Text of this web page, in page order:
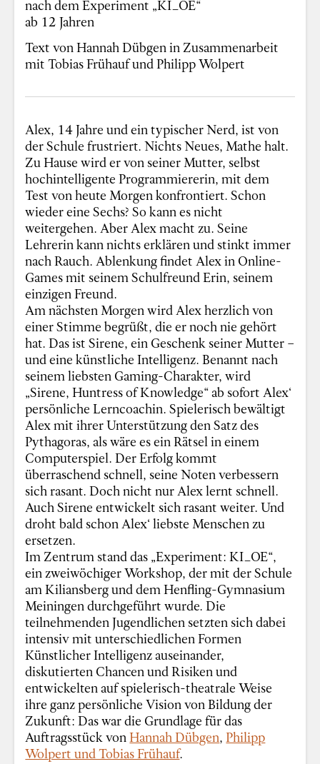
nach dem Experiment „KI_OE“
ab 12 Jahren
Text von Hannah DübgeninZusammenarbeit
mit Tobias Frühauf und Philipp Wolpert
Alex, 14 Jahre und ein typischer Nerd, ist von
der Schule frustriert. Nichts Neues, Mathe halt.
Zu Hause wird er von seiner Mutter, selbst
hochintelligente Programmiererin, mit dem
Test von heute Morgen konfrontiert. Schon
wieder eine Sechs? So kann es nicht
weitergehen. Aber Alex macht zu. Seine
Lehrerin kann nichts erklären und stinkt immer
nach Rauch. Ablenkung findet Alex in Online-
Games mit seinem Schulfreund Erin, seinem
einzigen Freund.
Am nächsten Morgen wird Alex herzlich von
einer Stimme begrüßt, die er noch nie gehört
hat. Das ist Sirene, ein Geschenk seiner Mutter –
und eine künstliche Intelligenz. Benannt nach
seinem liebsten Gaming-Charakter, wird
„Sirene, Huntress of Knowledge“ ab sofort Alex‘
persönliche Lerncoachin. Spielerisch bewältigt
Alex mit ihrer Unterstützung den Satz des
Pythagoras, als wäre es ein Rätsel in einem
Computerspiel. Der Erfolg kommt
überraschend schnell, seine Noten verbessern
sich rasant. Doch nicht nur Alex lernt schnell.
Auch Sirene entwickelt sich rasant weiter. Und
droht bald schon Alex‘ liebste Menschen zu
ersetzen.
Im Zentrum stand das „Experiment: KI_OE“,
ein zweiwöchiger Workshop, der mit der Schule
am Kiliansberg und dem Henfling-Gymnasium
Meiningen durchgeführt wurde. Die
teilnehmenden Jugendlichen setzten sich dabei
intensiv mit unterschiedlichen Formen
Künstlicher Intelligenz auseinander,
diskutierten Chancen und Risiken und
entwickelten auf spielerisch-theatrale Weise
ihre ganz persönliche Vision von Bildung der
Zukunft: Das war die Grundlage für das
Auftragsstück vonHannah Dübgen,Philipp
Wolpert und Tobias Frühauf.